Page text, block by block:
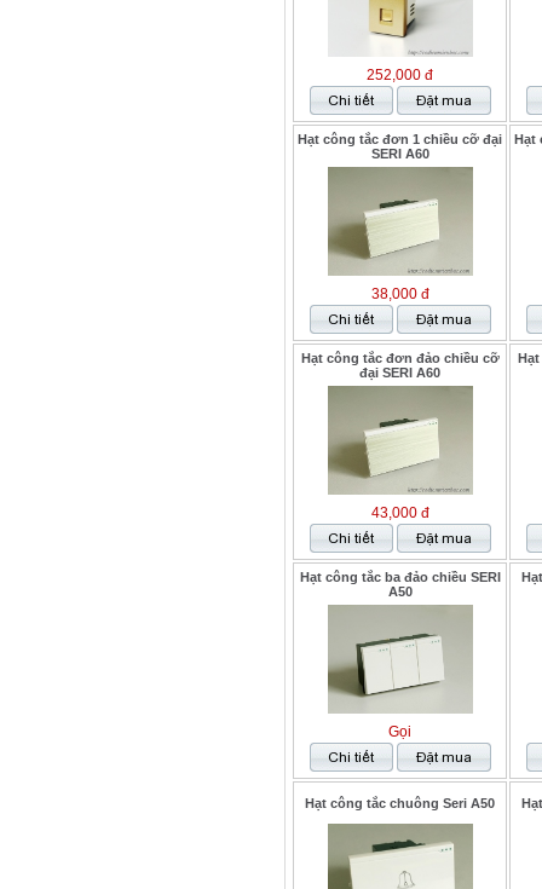
252,000 đ
Hạt công tắc đơn 1 chiều cỡ đại
SERI A60
38,000 đ
Hạt
Hạt công tắc đơn đảo chiều cỡ
đại SERI A60
43,000 đ
Hạt công tắc ba đảo chiều SERI
A50
Gọi
Hạt công tắc chuông Seri A50